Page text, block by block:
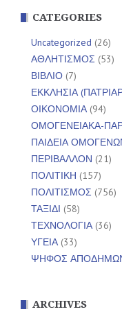
CATEGORIES
Uncategorized (26)
ΑΘΛΗΤΙΣΜΟΣ (53)
ΒΙΒΛΙΟ (7)
ΕΚΚΛΗΣΙΑ
ΟΙΚΟΝΟΜΙΑ(94)
ΟΜΟΓΕΝΕΙΑΚΑ-
ΠΑΙΔΕΙΑ
ΠΕΡΙΒΑΛΛΟΝ (21)
ΠΟΛΙΤΙΚΗ (157)
ΠΟΛΙΤΙΣΜΟΣ (756)
ΤΑΞΙΔΙ (58)
ΤΕΧΝΟΛΟΓΙΑ(36)
ΥΓΕΙΑ(33)
ΨΗΦΟΣ
ARCHIVES